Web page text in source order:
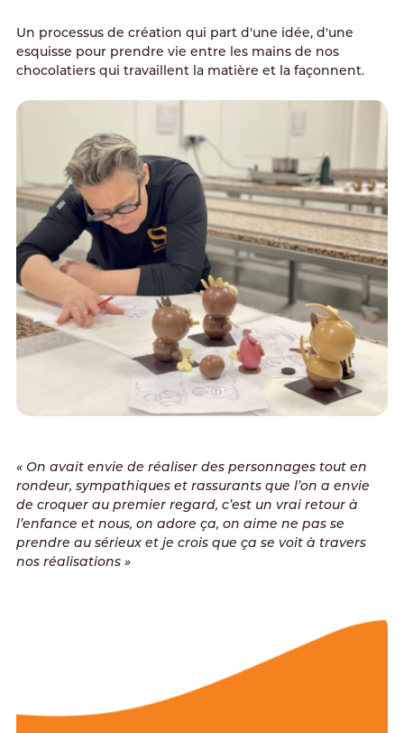
Un processus de création qui part d'une idée, d'une
esquisse pour prendre vie entre les mains de nos
chocolatiers qui travaillent la matière et la façonnent.
« On avait envie de réaliser des personnages tout en
rondeur, sympathiques et rassurants que l’on a envie
de croquer au premier regard, c’est un vrai retour à
l’enfance et nous, on adore ça, on aime ne pas se
prendre au sérieux et je crois que ça se voit à travers
nos réalisations »